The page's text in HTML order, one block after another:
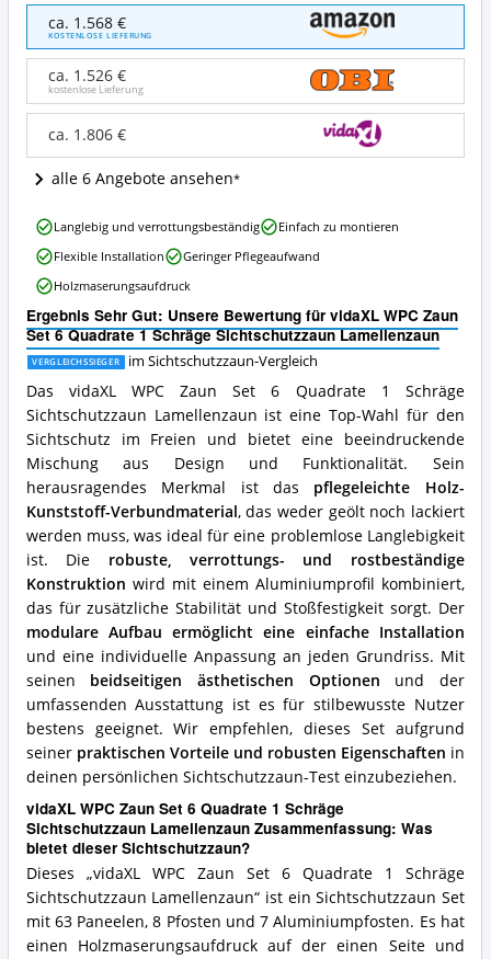
vidaXL
WPC
Zaun
Quadrate
Sichtschutzzaun
Lamellenzaun
Wo
ist
dieser
Sichtschutzzaun
erhältlich?
ca. 1.568 €
KOSTENLOSE LIEFERUNG
ca. 1.526 €
kostenlose Lieferung
ca. 1.806 €
alle 6 Angebote ansehen
Ergebnis Sehr Gut: Unsere Bewertung für vidaXL WPC Zaun
Set 6 Quadrate 1 Schräge Sichtschutzzaun Lamellenzaun
VERGLEICHSSIEGER im Sichtschutzzaun-Vergleich
Das vidaXL WPC Zaun Set 6 Quadrate 1 Schräge
Sichtschutzzaun Lamellenzaun ist eine Top-Wahl für den
Sichtschutz im Freien und bietet eine beeindruckende
Mischung aus Design und Funktionalität. Sein
herausragendes Merkmal ist das pflegeleichte Holz-
Kunststoff-Verbundmaterial, das weder geölt noch lackiert
werden muss, was ideal für eine problemlose Langlebigkeit
ist. Die robuste, verrottungs- und rostbeständige
Konstruktion wird mit einem Aluminiumprofil kombiniert,
das für zusätzliche Stabilität und Stoßfestigkeit sorgt. Der
modulare Aufbau ermöglicht eine einfache Installation
und eine individuelle Anpassung an jeden Grundriss. Mit
seinen beidseitigen ästhetischen Optionen und der
umfassenden Ausstattung ist es für stilbewusste Nutzer
bestens geeignet. Wir empfehlen, dieses Set aufgrund
seiner praktischen Vorteile und robusten Eigenschaften in
deinen persönlichen Sichtschutzzaun-Test einzubeziehen.
vidaXL WPC Zaun Set 6 Quadrate 1 Schräge
Sichtschutzzaun Lamellenzaun Zusammenfassung: Was
bietet dieser Sichtschutzzaun?
Dieses „vidaXL WPC Zaun Set 6 Quadrate 1 Schräge
Sichtschutzzaun Lamellenzaun“ ist ein Sichtschutzzaun Set
mit 63 Paneelen, 8 Pfosten und 7 Aluminiumpfosten. Es hat
einen Holzmaserungsaufdruck auf der einen Seite und
vidaXL
WPC
Zaun
Set
Quadrate
1
Schräge
Sichtschutzzaun
Lamellenzaun
Vorteile:
Was
spricht
für
diesen
Sichtschutzzaun?
Langlebig und verrottungsbeständig
Einfach zu montieren
Flexible Installation
Geringer Pflegeaufwand
Holzmaserungsaufdruck